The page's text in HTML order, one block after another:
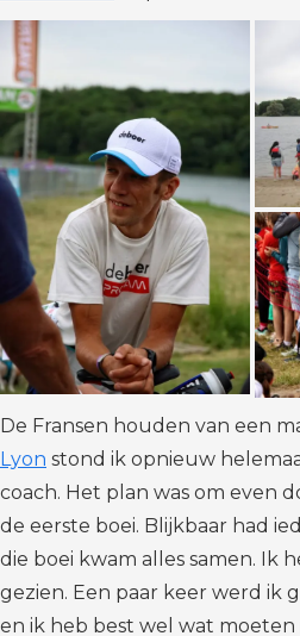
De Fransen houden van een
Lyon stond ik opnieuw
coach. Het plan was om even
de eerste boei. Blijkbaar had
die boei kwam alles samen. Ik
gezien. Een paar keer werd ik
en ik heb best wel wat